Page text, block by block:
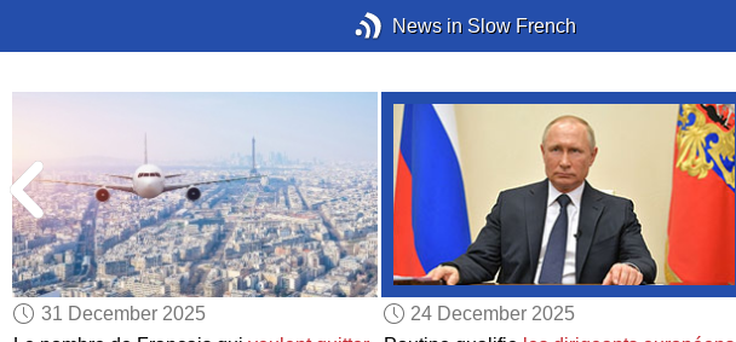
News in Slow French
31 December 2025
24 December 2025